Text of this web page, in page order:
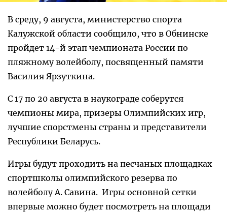
В среду, 9 августа, министерство спорта
Калужской области сообщило, что в Обнинске
пройдет 14-й этап чемпионата России по
пляжному волейболу, посвященный памяти
Василия Ярзуткина.
С 17 по 20 августа в наукограде соберутся
чемпионы мира, призеры Олимпийских игр,
лучшие спорстмены страны и представители
Республики Беларусь.
Игры будут проходить на песчаных площадках
спортшколы олимпийского резерва по
волейболу А. Савина. Игры основной сетки
впервые можно будет посмотреть на площади